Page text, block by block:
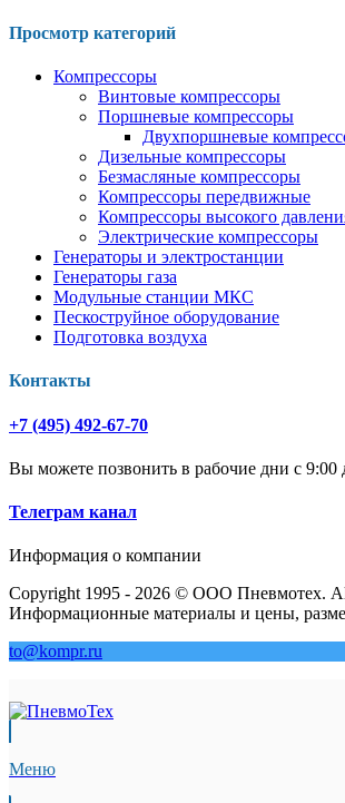
Просмотр категорий
Компрессоры
Винтовые компрессоры
Поршневые компрессоры
Двухпоршневые
Дизельные компрессоры
Безмасляные компрессоры
Компрессоры передвижные
Компрессоры высокого
Электрические компрессоры
Генераторы и электростанции
Генераторы газа
Модульные станции МКС
Пескоструйное оборудование
Подготовка воздуха
Контакты
+7 (495) 492-67-70
Вы можете позвонить в рабочие дни с 9:00
Телеграм канал
Информация о компании
Copyright 1995 - 2026 © ООО Пневмотех.
Информационные материалы и цены,
to@kompr.ru
Меню